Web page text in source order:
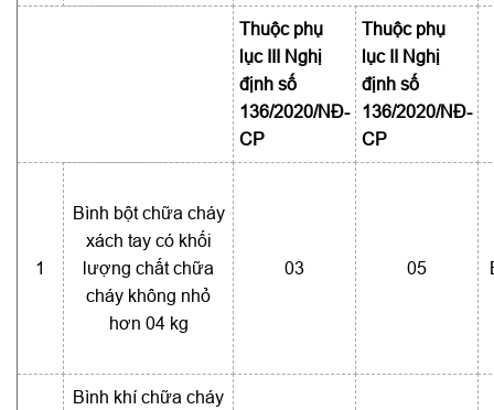
Thuộc phụ
lục III Nghị
định số
136/2020/NĐ-
CP
Thuộc phụ
lục II Nghị
định số
136/2020/NĐ-
CP
1
Bình bột chữa cháy
xách tay có khối
lượng chất chữa
cháy không nhỏ
hơn 04 kg
03 05
Bình khí chữa cháy